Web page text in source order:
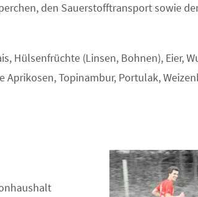
den Sauerstofftransport sowie
Hülsenfrüchte (Linsen, Bohnen), Eier,
Topinambur, Portulak,